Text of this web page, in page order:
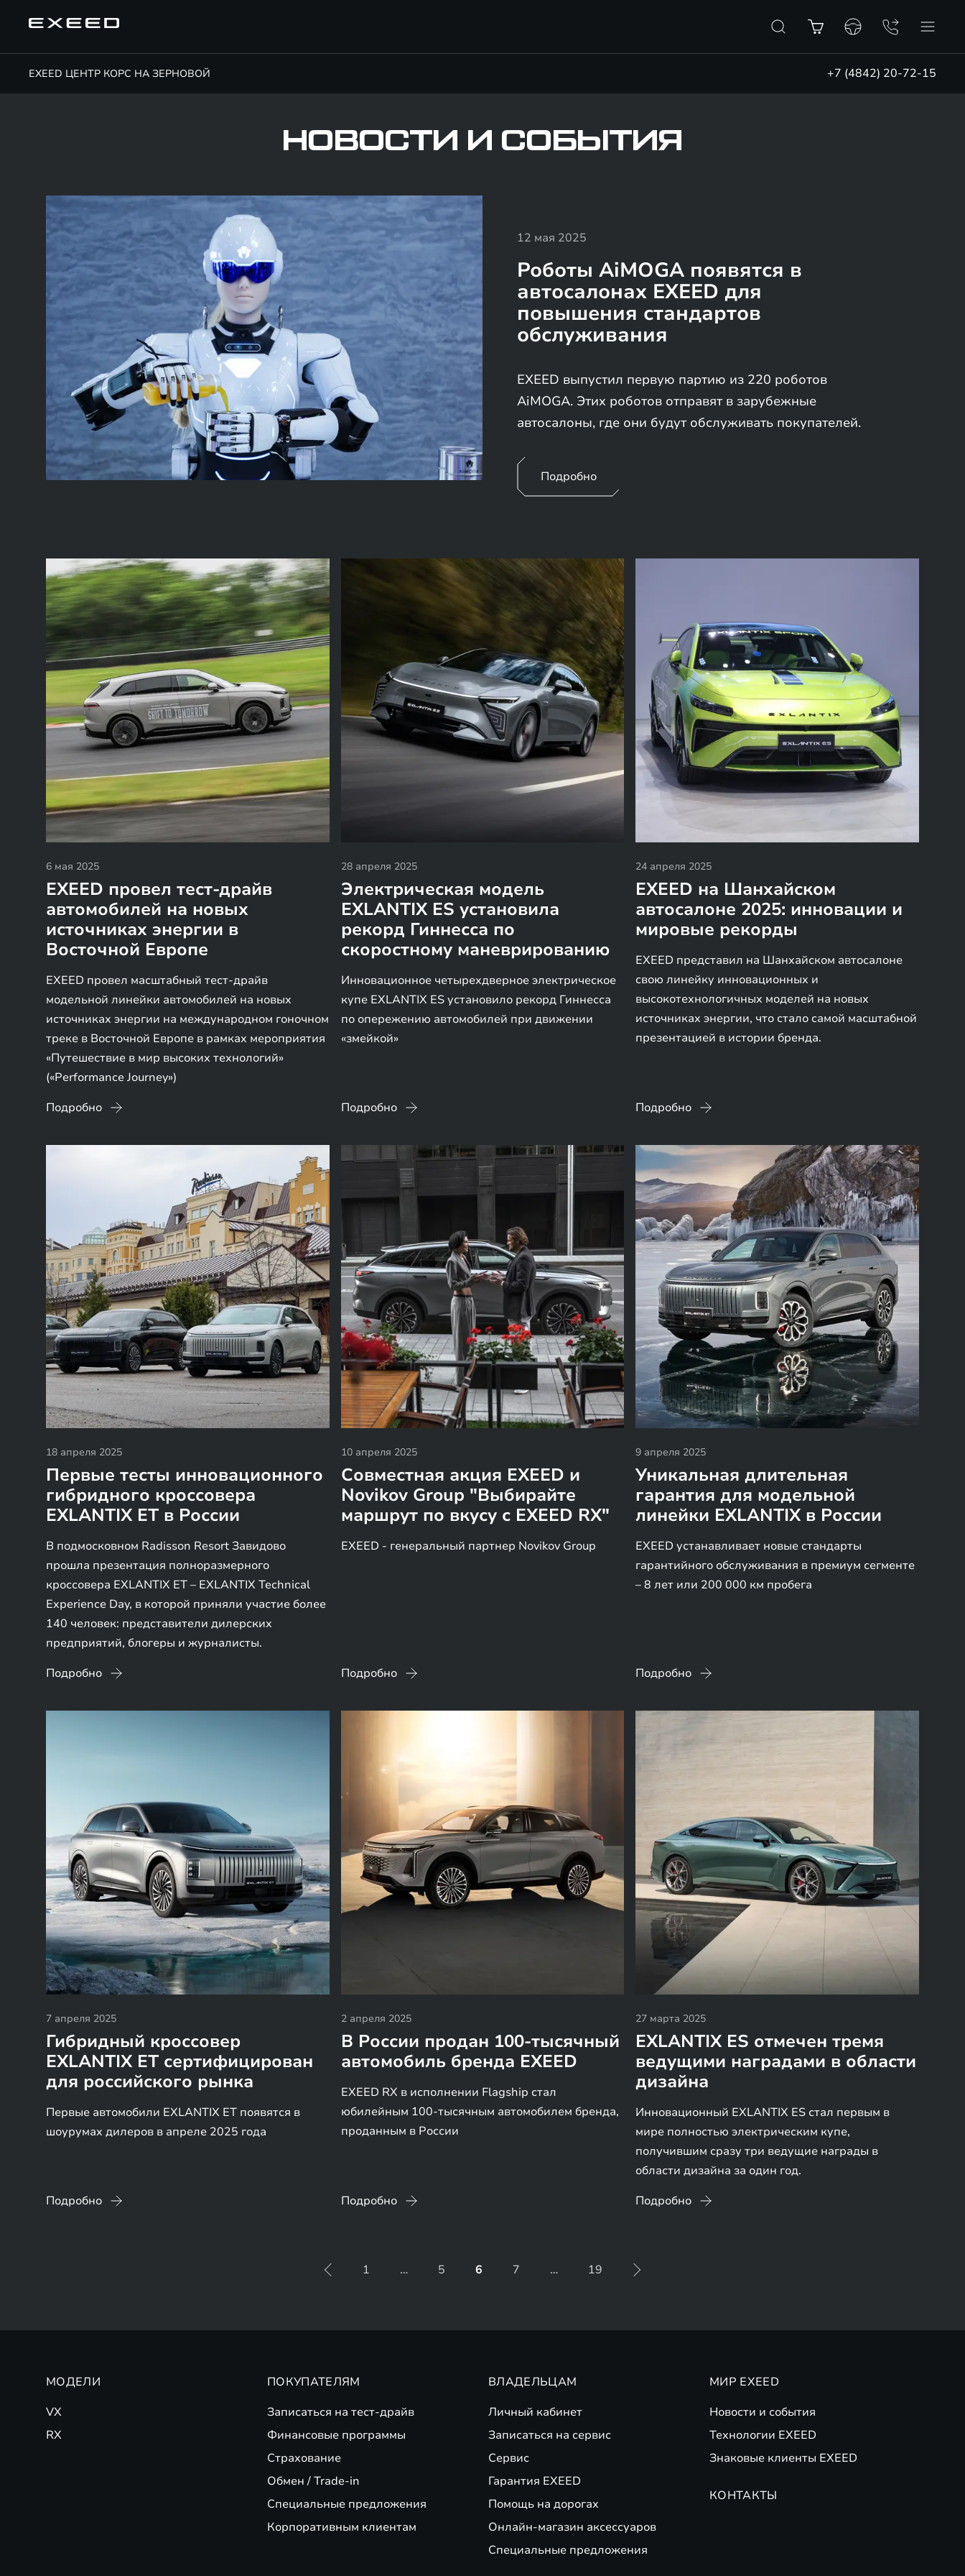
EXEED ЦЕНТР КОРС НА ЗЕРНОВОЙ +7 (4842) 20-72-15
НОВОСТИ И СОБЫТИЯ
12 мая 2025
Роботы AiMOGA появятся в
автосалонах EXEED для
повышения стандартов
обслуживания
EXEED выпустил первую партию из 220 роботов
AiMOGA. Этих роботов отправят в зарубежные
автосалоны, где они будут обслуживать покупателей.
Подробно
6 мая 2025
EXEED провел тест-драйв
автомобилей на новых
источниках энергии в
Восточной Европе
EXEED провел масштабный тест-драйв
модельной линейки автомобилей на новых
источниках энергии на международном гоночном
треке в Восточной Европе в рамках мероприятия
«Путешествие в мир высоких технологий»
(«Performance Journey»)
Подробно
28 апреля 2025
Электрическая модель
EXLANTIX ES установила
рекорд Гиннесса по
скоростному маневрированию
Инновационное четырехдверное электрическое
купе EXLANTIX ES установило рекорд Гиннесса
по опережению автомобилей при движении
«змейкой»
Подробно
24 апреля 2025
EXEED на Шанхайском
автосалоне 2025: инновации и
мировые рекорды
EXEED представил на Шанхайском автосалоне
свою линейку инновационных и
высокотехнологичных моделей на новых
источниках энергии, что стало самой масштабной
презентацией в истории бренда.
Подробно
18 апреля 2025
Первые тесты инновационного
гибридного кроссовера
EXLANTIX ET в России
В подмосковном Radisson Resort Завидово
прошла презентация полноразмерного
кроссовера EXLANTIX ET – EXLANTIX Technical
Experience Day, в которой приняли участие более
140 человек: представители дилерских
предприятий, блогеры и журналисты.
Подробно
10 апреля 2025
Совместная акция EXEED и
Novikov Group "Выбирайте
маршрут по вкусу с EXEED RX"
EXEED - генеральный партнер Novikov Group
Подробно
9 апреля 2025
Уникальная длительная
гарантия для модельной
линейки EXLANTIX в России
EXEED устанавливает новые стандарты
гарантийного обслуживания в премиум сегменте
– 8 лет или 200 000 км пробега
Подробно
7 апреля 2025
Гибридный кроссовер
EXLANTIX ET сертифицирован
для российского рынка
Первые автомобили EXLANTIX ET появятся в
шоурумах дилеров в апреле 2025 года
Подробно
2 апреля 2025
В России продан 100-тысячный
автомобиль бренда EXEED
EXEED RX в исполнении Flagship стал
юбилейным 100-тысячным автомобилем бренда,
проданным в России
Подробно
27 марта 2025
EXLANTIX ES отмечен тремя
ведущими наградами в области
дизайна
Инновационный EXLANTIX ES стал первым в
мире полностью электрическим купе,
получившим сразу три ведущие награды в
области дизайна за один год.
Подробно
1 … 5 6 7 … 19
МОДЕЛИ
VX
RX
ПОКУПАТЕЛЯМ
Записаться на тест-драйв
Финансовые программы
Страхование
Обмен / Trade-in
Специальные предложения
Корпоративным клиентам
ВЛАДЕЛЬЦАМ
Личный кабинет
Записаться на сервис
Сервис
Гарантия EXEED
Помощь на дорогах
Онлайн-магазин аксессуаров
Специальные предложения
МИР EXEED
Новости и события
Технологии EXEED
Знаковые клиенты EXEED
КОНТАКТЫ